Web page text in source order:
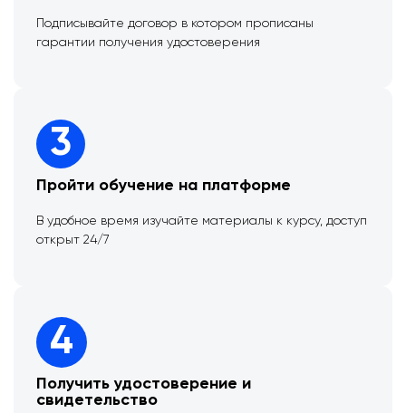
Подписывайте договор в котором прописаны
гарантии получения удостоверения
3
Пройти обучение на платформе
В удобное время изучайте материалы к курсу, доступ
открыт 24/7
4
Получить удостоверение и
свидетельство